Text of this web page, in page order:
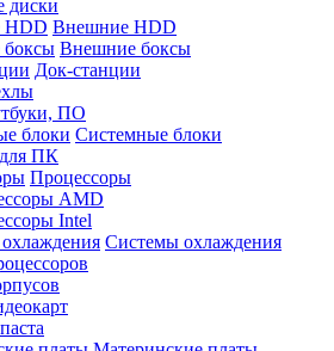
диски
Внешние HDD
Внешние боксы
Док-станции
ПО
Системные блоки
ПК
Процессоры
AMD
Intel
Системы охлаждения